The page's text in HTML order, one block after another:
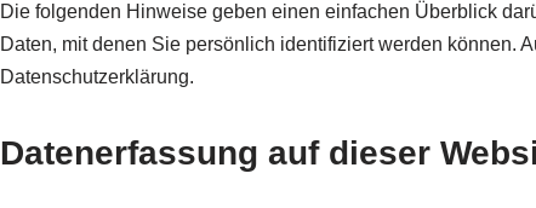
Die folgenden Hinweise geben einen einfachen Überblick
Daten, mit denen Sie persönlich identifiziert werden können.
Datenschutzerklärung.
Datenerfassung auf dieser